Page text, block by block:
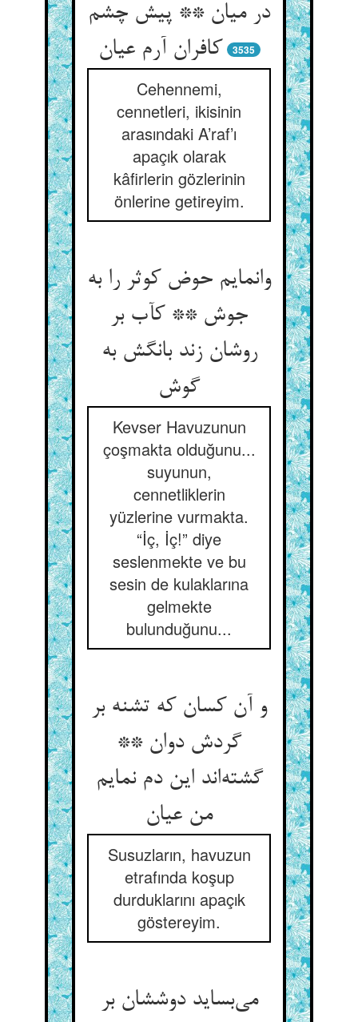
در میان ** پیش چشم
کافران آرم عیان‌‌
3535
Cehennemi,
cennetleri, ikisinin
arasındaki A’raf’ı
apaçık olarak
kâfirlerin gözlerinin
önlerine getireyim.
وانمایم حوض کوثر را به
جوش ** کآب بر
روشان زند بانگش به
Kevser Havuzunun
çoşmakta olduğunu...
suyunun,
cennetliklerin
yüzlerine vurmakta.
“İç, İç!” diye
seslenmekte ve bu
sesin de kulaklarına
gelmekte
bulunduğunu...
و آن کسان که تشنه بر
گردش دوان **
گشته‌‌اند این دم نمایم
Susuzların, havuzun
etrafında koşup
durduklarını apaçık
göstereyim.
می‌‌بساید دوششان بر